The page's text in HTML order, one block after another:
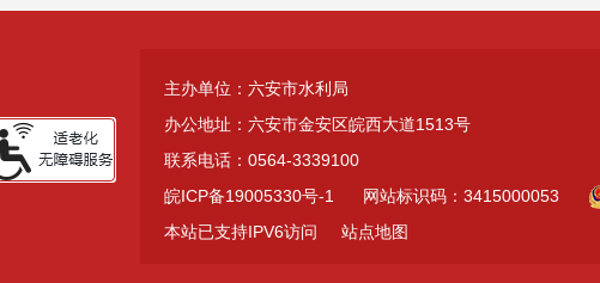
主办单位：六安市水利局
办公地址：六安市金安区皖西大道1513号
联系电话：0564-3339100
皖ICP备19005330号-1
网站标识码：3415000053
本站已支持IPV6访问
站点地图